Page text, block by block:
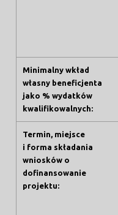
Minimalny wkład
własny beneficjenta
jako % wydatków
kwalifikowalnych:
Termin, miejsce
i forma składania
wniosków o
dofinansowanie
projektu: